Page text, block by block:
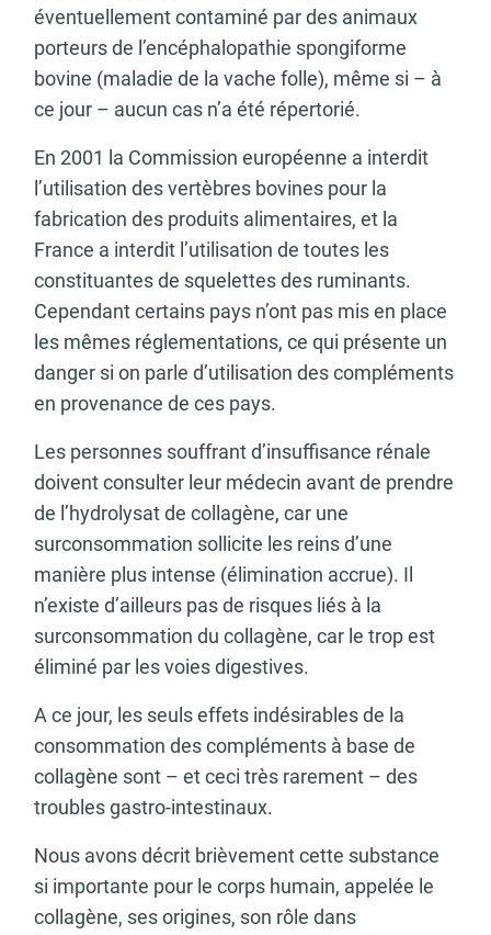
éventuellement contaminé par des animaux
porteurs de l’encéphalopathie spongiforme
bovine (maladie de la vache folle), même si – à
ce jour – aucun cas n’a été répertorié.
En 2001 la Commission européenne a interdit
l’utilisation des vertèbres bovines pour la
fabrication des produits alimentaires, et la
France a interdit l’utilisation de toutes les
constituantes de squelettes des ruminants.
Cependant certains pays n’ont pas mis en place
les mêmes réglementations, ce qui présente un
danger si on parle d’utilisation des compléments
en provenance de ces pays.
Les personnes souffrant d’insuffisance rénale
doivent consulter leur médecin avant de prendre
de l’hydrolysat de collagène, car une
surconsommation sollicite les reins d’une
manière plus intense (élimination accrue). Il
n’existe d’ailleurs pas de risques liés à la
surconsommation du collagène, car le trop est
éliminé par les voies digestives.
A ce jour, les seuls effets indésirables de la
consommation des compléments à base de
collagène sont – et ceci très rarement – des
troubles gastro-intestinaux.
Nous avons décrit brièvement cette substance
si importante pour le corps humain, appelée le
collagène, ses origines, son rôle dans